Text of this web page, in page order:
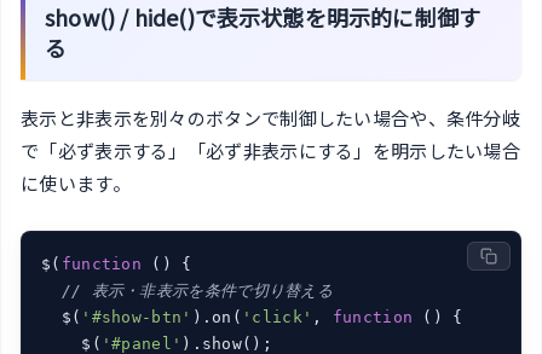
show() / hide()で表示状態を明示的に制御す
る
表示と非表示を別々のボタンで制御したい場合や、条件分岐
で「必ず表示する」「必ず非表示にする」を明示したい場合
に使います。
$( function ( ) {
// 表示・非表示を条件で切り替える
  $(
'#show-btn' ).on( 'click' , function ( ) {
    $(
'#panel' ).show();